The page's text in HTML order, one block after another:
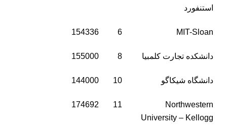
استنفورد
MIT-Sloan
6
154336
دانشکده تجارت کلمبیا 8
155000
دانشگاه شیکاگو 10
144000
Northwestern
University – Kellogg
11
174692